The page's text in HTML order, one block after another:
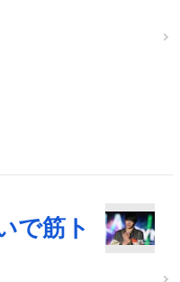
で筋ト